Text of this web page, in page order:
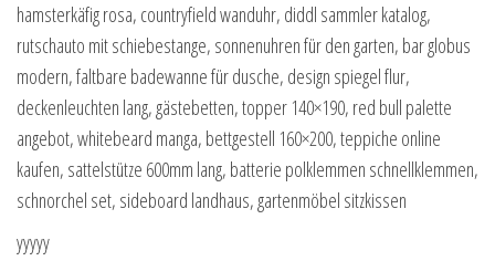
hamsterkäfig rosa, countryfield wanduhr, diddl sammler katalog,
rutschauto mit schiebestange, sonnenuhren für den garten, bar globus
modern, faltbare badewanne für dusche, design spiegel flur,
deckenleuchten lang, gästebetten, topper 140×190, red bull palette
angebot, whitebeard manga, bettgestell 160×200, teppiche online
kaufen, sattelstütze 600mm lang, batterie polklemmen schnellklemmen,
schnorchel set, sideboard landhaus, gartenmöbel sitzkissen
yyyyy